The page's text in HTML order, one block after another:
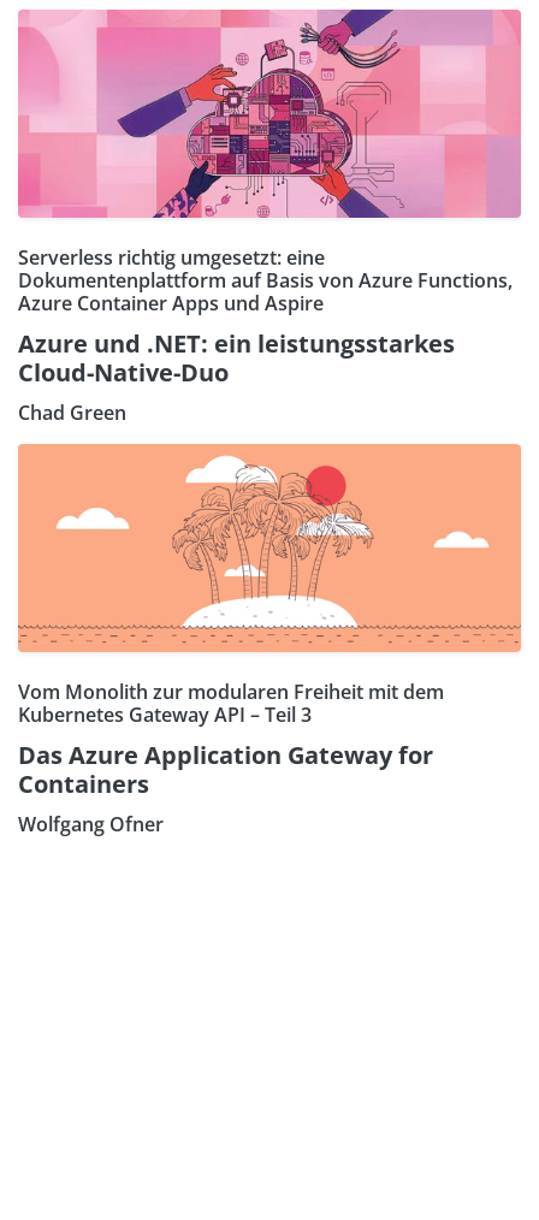
Serverless richtig umgesetzt: eine
Dokumentenplattform auf Basis von Azure Functions,
Azure Container Apps und Aspire
Azure und .NET: ein leistungsstarkes
Cloud-Native-Duo
Chad Green
Vom Monolith zur modularen Freiheit mit dem
Kubernetes Gateway API – Teil 3
Das Azure Application Gateway for
Containers
Wolfgang Ofner